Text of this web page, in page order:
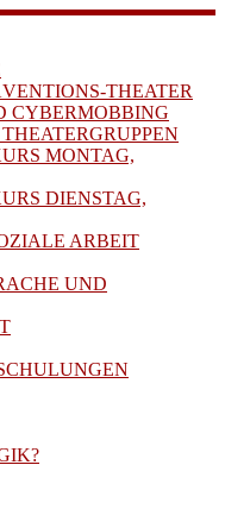
THEATER
CYBERMOBBING
MONTAG,
DIENSTAG,
ARBEIT
UND